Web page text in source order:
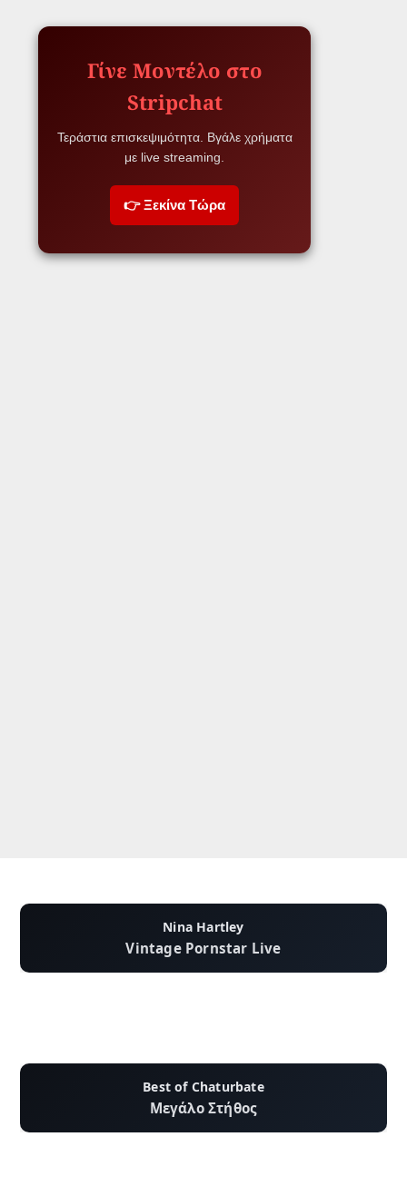
Γίνε Μοντέλο στο
Stripchat
Τεράστια επισκεψιμότητα. Βγάλε χρήματα
με live streaming.
👉 Ξεκίνα Τώρα
Nina Hartley
Vintage Pornstar Live
Best of Chaturbate
Μεγάλο Στήθος